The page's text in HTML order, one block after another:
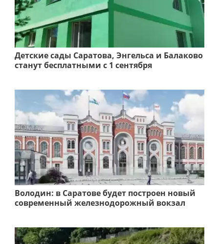
Детские сады Саратова, Энгельса и Балаково
станут бесплатными с 1 сентября
Володин: в Саратове будет построен новый
современный железнодорожный вокзал